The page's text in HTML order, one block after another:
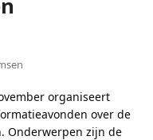
organiseert
over de
Onderwerpen zijn de